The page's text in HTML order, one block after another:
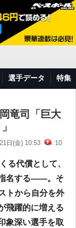
選手データ 特集
竜司「巨大
日(金) 10:53 10
る代償として、
名する――。そ
トから自分を外
飛躍的に増える
象深い選手を取